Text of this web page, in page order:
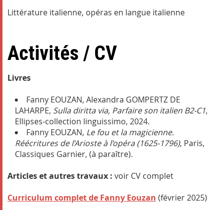
Littérature italienne, opéras en langue italienne
Activités / CV
Livres
Fanny EOUZAN, Alexandra GOMPERTZ DE
LAHARPE, Sulla diritta via, Parfaire son italien B2-C1,
Ellipses-collection linguissimo, 2024.
Fanny EOUZAN, Le fou et la magicienne.
Réécritures de l’Arioste à l’opéra (1625-1796), Paris,
Classiques Garnier, (à paraître).
Articles et autres travaux : voir CV complet
Curriculum complet de Fanny Eouzan (février 2025)